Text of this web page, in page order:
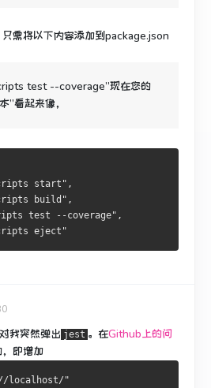
需将以下内容添加到package.json
test --coverage”现在您的
”看起来像，
start",
build",
test --coverage",
eject"
我突然弹出 jest 。 在Github上的问
即增加